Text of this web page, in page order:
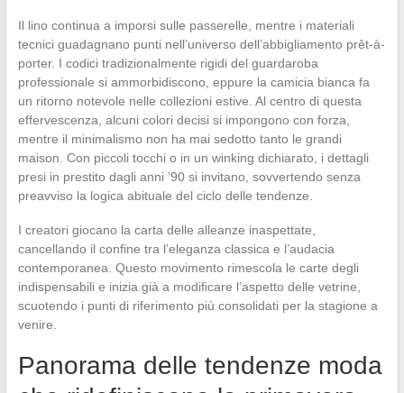
Il lino continua a imporsi sulle passerelle, mentre i materiali
tecnici guadagnano punti nell’universo dell’abbigliamento prêt-à-
porter. I codici tradizionalmente rigidi del guardaroba
professionale si ammorbidiscono, eppure la camicia bianca fa
un ritorno notevole nelle collezioni estive. Al centro di questa
effervescenza, alcuni colori decisi si impongono con forza,
mentre il minimalismo non ha mai sedotto tanto le grandi
maison. Con piccoli tocchi o in un winking dichiarato, i dettagli
presi in prestito dagli anni ’90 si invitano, sovvertendo senza
preavviso la logica abituale del ciclo delle tendenze.
I creatori giocano la carta delle alleanze inaspettate,
cancellando il confine tra l’eleganza classica e l’audacia
contemporanea. Questo movimento rimescola le carte degli
indispensabili e inizia già a modificare l’aspetto delle vetrine,
scuotendo i punti di riferimento più consolidati per la stagione a
venire.
Panorama delle tendenze moda